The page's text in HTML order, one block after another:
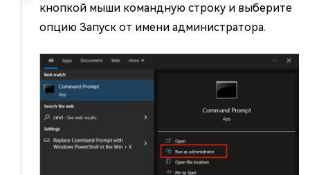
кнопкой мыши командную строку и выберите
опцию Запуск от имени администратора.